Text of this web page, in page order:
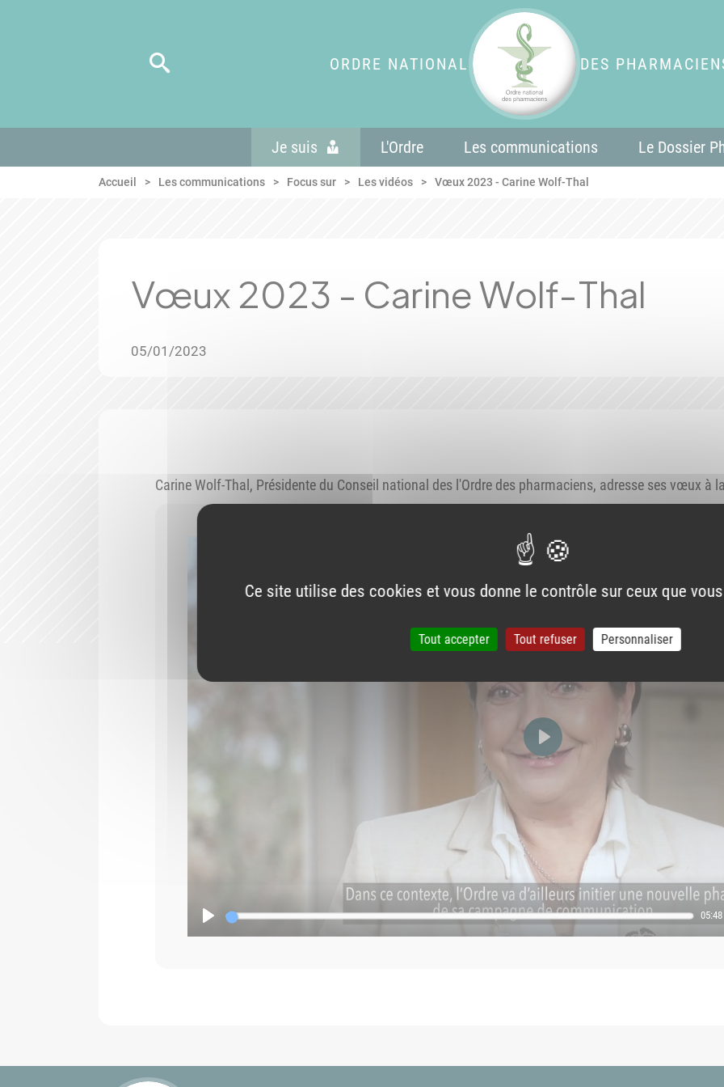
ORDRE NATIONAL DES
Je suis L'Ordre Les communications Le Dossier
Accueil Les communications Focus sur Les vidéos Vœux 2023 - Carine Wolf-Thal
Vœux 2023 - Carine Wolf-Thal
05/01/2023
Carine Wolf-Thal, Présidente du Conseil national des l'Ordre des pharmaciens, adresse ses vœux à
Démarrer
05:48
Démarrer
Ce site utilise des cookies et vous donne le contrôle sur ceux que
Tout accepter Tout refuser Personnaliser